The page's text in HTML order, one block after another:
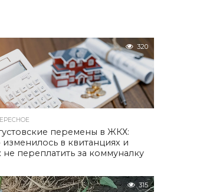
320
перемены в ЖКХ:
изменилось в квитанциях и
не переплатить за коммуналку
315